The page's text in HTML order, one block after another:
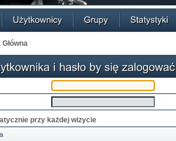
przy każdej wizycie